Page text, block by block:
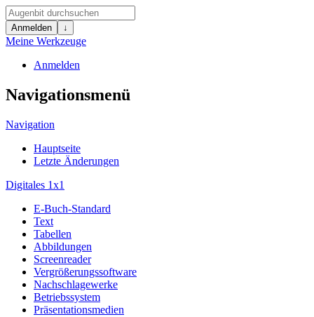
Anmelden ↓
Meine Werkzeuge
Anmelden
Navigationsmenü
Navigation
Hauptseite
Letzte Änderungen
Digitales 1x1
E-Buch-Standard
Text
Tabellen
Abbildungen
Screenreader
Vergrößerungssoftware
Nachschlagewerke
Betriebssystem
Präsentationsmedien